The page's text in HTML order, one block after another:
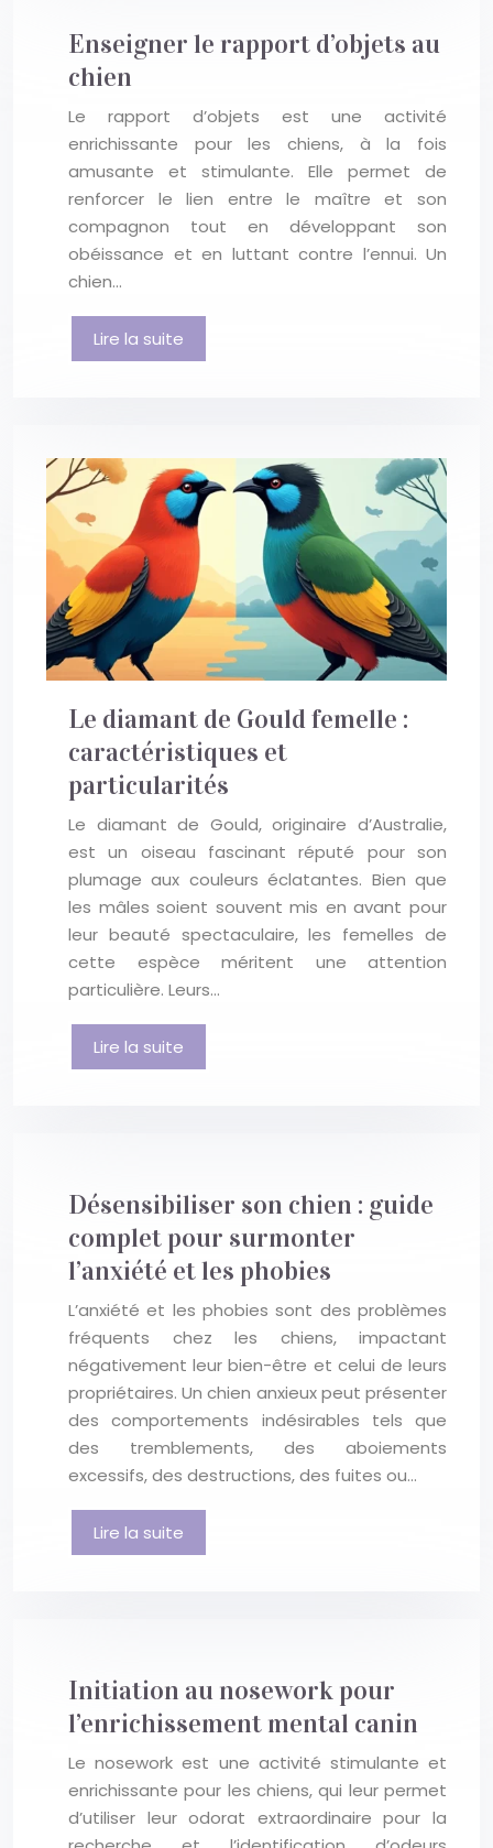
Enseigner le rapport d’objets au
chien
Le rapport d’objets est une activité
enrichissante pour les chiens, à la fois
amusante et stimulante. Elle permet de
renforcer le lien entre le maître et son
compagnon tout en développant son
obéissance et en luttant contre l’ennui. Un
chien…
Lire la suite
Le diamant de Gould femelle :
caractéristiques et
particularités
Le diamant de Gould, originaire d’Australie,
est un oiseau fascinant réputé pour son
plumage aux couleurs éclatantes. Bien que
les mâles soient souvent mis en avant pour
leur beauté spectaculaire, les femelles de
cette espèce méritent une attention
particulière. Leurs…
Lire la suite
Désensibiliser son chien : guide
complet pour surmonter
l’anxiété et les phobies
L’anxiété et les phobies sont des problèmes
fréquents chez les chiens, impactant
négativement leur bien-être et celui de leurs
propriétaires. Un chien anxieux peut présenter
des comportements indésirables tels que
des tremblements, des aboiements
excessifs, des destructions, des fuites ou…
Lire la suite
Initiation au nosework pour
l’enrichissement mental canin
Le nosework est une activité stimulante et
enrichissante pour les chiens, qui leur permet
d’utiliser leur odorat extraordinaire pour la